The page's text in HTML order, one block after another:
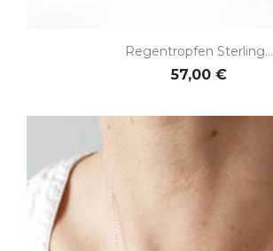
Regentropfen Sterling...
57,00 €